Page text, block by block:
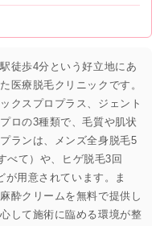
徒歩4分という好立地にあ
医療脱毛クリニックです。
クスプロプラス、ジェント
ロの3種類で、毛質や肌状
ランは、メンズ全身脱毛5
べて）や、ヒゲ脱毛3回
用意されています。ま
酔クリームを無料で提供し
して施術に臨める環境が整